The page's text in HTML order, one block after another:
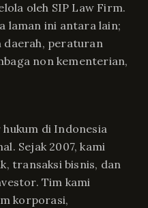
oleh SIP Law Firm.
laman ini antara lain;
peraturan
non kementerian,
di Indonesia
Sejak 2007, kami
transaksi bisnis, dan
Tim kami
korporasi,